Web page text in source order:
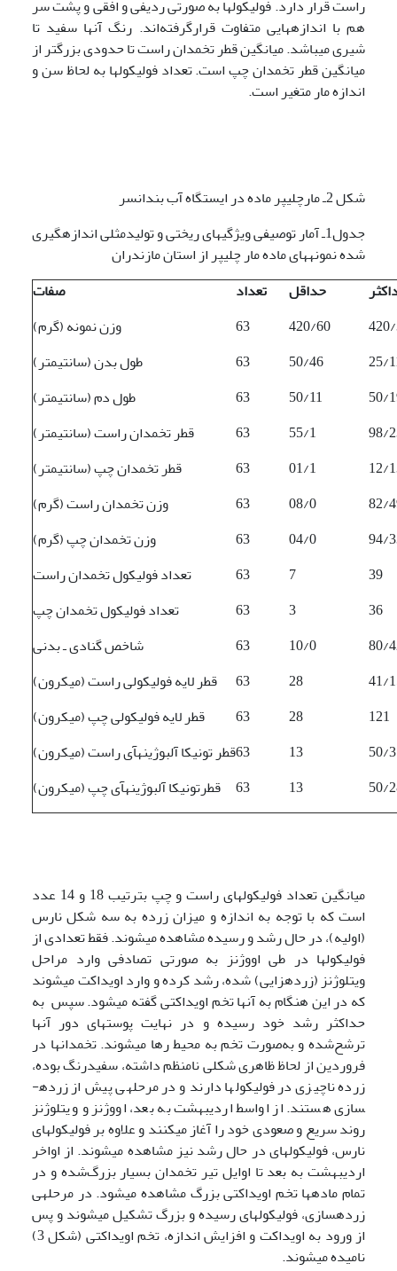
راست قرار دارد. فولیکول­ها به صورتی ردیفی و افقی و پشت سر
هم با اندازه­هایی متفاوت قرارگرفته‌اند. رنگ آن­ها سفید تا
شیری می­باشد. میانگین قطر تخمدان راست تا حدودی بزرگتر از
میانگین قطر تخمدان چپ است. تعداد فولیکول­ها به لحاظ سن و
اندازه مار متغیر است.
شکل 2ـ مارچلیپر ماده در ایستگاه آب بندانسر
جدول1ـ آمار توصیفی ویژگی­های ریختی و تولیدمثلی اندازه­گیری
شده نمونه­های ماده مار چلیپر از استان مازندران
صفات
تعداد حداقل
وزن نمونه (گرم)
63 420/60
طول بدن (سانتی­متر)
63 50/46
25/
طول دم (سانتی­متر)
63 50/11
50/
قطر تخمدان راست (سانتی­متر)
63 55/1
98/
قطر تخمدان چپ (سانتی­متر)
63 01/1
12/
وزن تخمدان راست (گرم)
63 08/0
82/
وزن تخمدان چپ (گرم)
63 04/0
94/
تعداد فولیکول تخمدان راست
63 7
39
تعداد فولیکول تخمدان چپ
63 3
36
شاخص گنادی ـ بدنی
63 10/0
80/
قطر لایه فولیکولی راست (میکرون)
63 28
41/
قطر لایه فولیکولی چپ (میکرون)
63 28
121
قطر تونیکا آلبوژینه­آی راست (میکرون)63 13
50/
قطرتونیکا آلبوژینه­آی چپ (میکرون) 63 13 50/
میانگین تعداد فولیکول­های راست و چپ بترتیب 18 و 14 عدد
است که با توجه به ‌اندازه و میزان زرده­ به سه شکل نارس
(اولیه)، در حال رشد و رسیده مشاهده می­شوند. فقط تعدادی از
فولیکول­ها در طی اووژنز به صورتی تصادفی وارد مراحل
ویتلوژنز (زرده­زایی) شده، رشد کرده و وارد اویداکت می­شوند
که در این هنگام به آن­ها تخم اویداکتی گفته می­شود. سپس به
حداکثر رشد خود رسیده و در نهایت پوسته­ای دور آن­ها
ترشح‌شده و به‌صورت تخم به محیط رها می­شوند. تخمدان­ها در
فروردین از لحاظ ظاهری شکلی نامنظم داشته، سفیدرنگ بوده،
زرده ناچیزی در فولیکول­ها دارند و در مرحله­ی پیش از زرده­
سازی هستند. از اواسط اردیبهشت به بعد، اووژنز و ویتلوژنز
روند سریع و صعودی خود را آغاز می­کنند و علاوه بر فولیکول­های
نارس، فولیکول­های در حال رشد نیز مشاهده می­شوند. از اواخر
اردیبهشت به بعد تا اوایل تیر تخمدان بسیار بزرگ‌شده و در
تمام ماده­ها تخم اویداکتی بزرگ مشاهده می­شود. در مرحله­ی
زرده­سازی، فولیکول­های رسیده و بزرگ تشکیل می­شوند و پس
از ورود به اویداکت و افزایش اندازه، تخم­ اویداکتی (شکل 3)
نامیده می­شوند.